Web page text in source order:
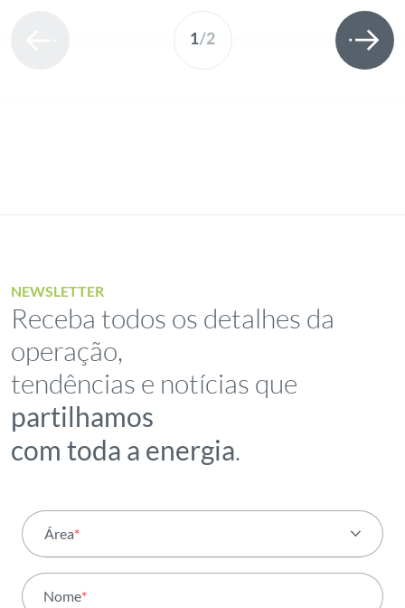
1/2
NEWSLETTER
Receba todos os detalhes da
operação,
tendências e notícias que
partilhamos
com toda a energia.
Área*
Nome*